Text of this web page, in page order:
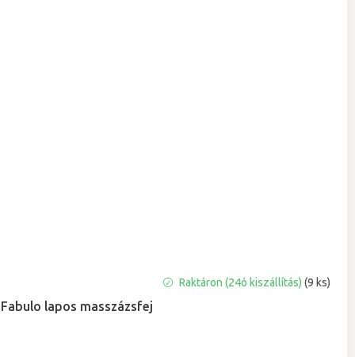
Fabulo lapos masszázsfej
Raktáron (24ó kiszállítás) (9 ks)